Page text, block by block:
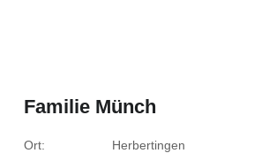
Familie Münch
Ort: Herbertingen